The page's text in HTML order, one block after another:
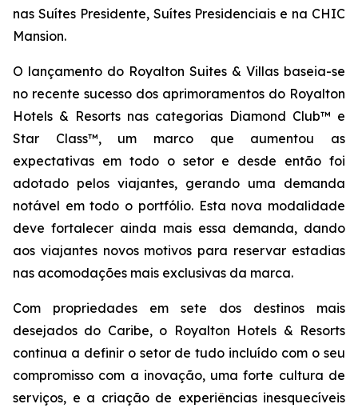
nas Suítes Presidente, Suítes Presidenciais e na CHIC
Mansion.
O lançamento do Royalton Suites & Villas baseia-se
no recente sucesso dos aprimoramentos do Royalton
Hotels & Resorts nas categorias Diamond Club™ e
Star Class™, um marco que aumentou as
expectativas em todo o setor e desde então foi
adotado pelos viajantes, gerando uma demanda
notável em todo o portfólio. Esta nova modalidade
deve fortalecer ainda mais essa demanda, dando
aos viajantes novos motivos para reservar estadias
nas acomodações mais exclusivas da marca.
Com propriedades em sete dos destinos mais
desejados do Caribe, o Royalton Hotels & Resorts
continua a definir o setor de tudo incluído com o seu
compromisso com a inovação, uma forte cultura de
serviços, e a criação de experiências inesquecíveis